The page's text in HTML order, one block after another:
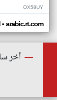
OX58UY
• arabic.rt.com
أخر